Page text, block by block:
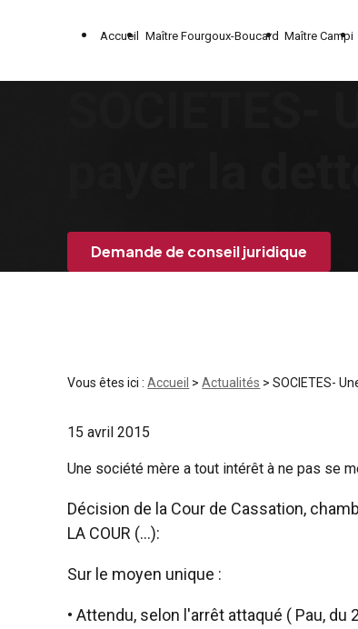
Accueil Maître Fourgoux-Boucard Maître Campi
Demande de conseil juridique
Vous êtes ici : Accueil >Actualités > SOCIETES-
15 avril 2015
Une société mère a tout intérêt à ne pas se
Décision de la Cour de Cassation,
LA COUR (...):
Sur le moyen unique :
• Attendu, selon l'arrêt attaqué ( Pau,